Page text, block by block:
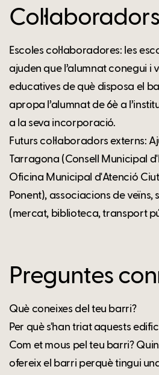
Escoles col·laboradores: les
ajuden que l’alumnat conegui i
educatives de què disposa el
apropa l’alumnat de 6è a
a la seva incorporació.
Futurs col·laboradors externs:
Tarragona (Consell Municipal
Oficina Municipal d'Atenció
Ponent), associacions de veïns,
(mercat, biblioteca, transport
Preguntes
Què coneixes del teu barri?
Per què s'han triat aquests
Com et mous pel teu barri?
ofereix el barri perquè tingui